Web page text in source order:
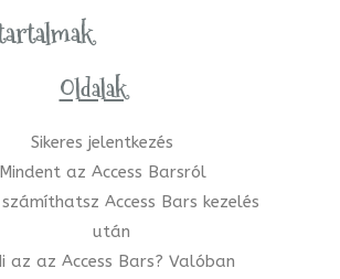
Oldalak
Sikeres jelentkezés
Mindent az Access Barsról
számíthatsz Access Bars kezelés
után
az az Access Bars? Valóban